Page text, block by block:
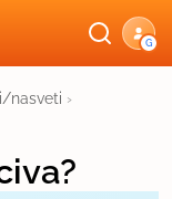
G
nasveti ›